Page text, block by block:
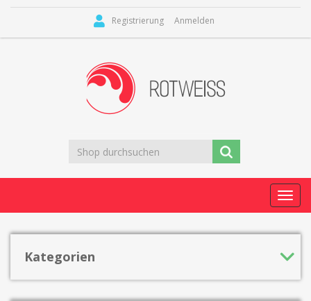
Registrierung Anmelden
Kategorien